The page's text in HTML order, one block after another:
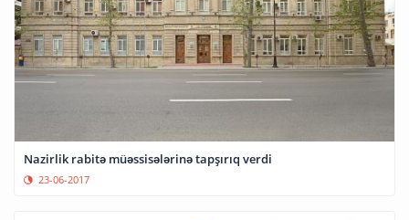
Nazirlik rabitə müəssisələrinə tapşırıq verdi
23-06-2017